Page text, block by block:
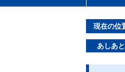
現在の位
あしあと